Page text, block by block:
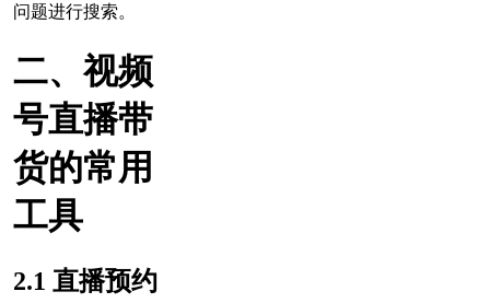
问题进行搜索。
二、视频
号直播带
货的常用
工具
2.1 直播预约